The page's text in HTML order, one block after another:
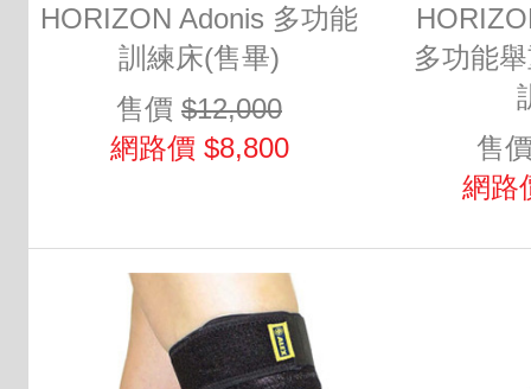
HORIZON Adonis 多功能
訓練床(售畢)
售價 $12,000
網路價 $8,800
多功能
售
網路